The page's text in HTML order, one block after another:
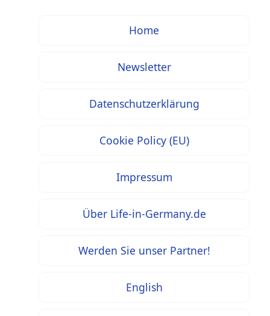
Home
Newsletter
Datenschutzerklärung
Cookie Policy (EU)
Impressum
Über Life-in-Germany.de
Werden Sie unser Partner!
English